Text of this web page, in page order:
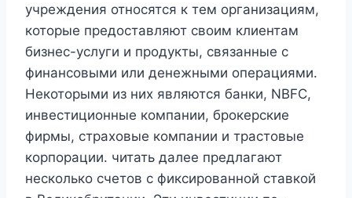
учреждения относятся к тем организациям,
которые предоставляют своим клиентам
бизнес-услуги и продукты, связанные с
финансовыми или денежными операциями.
Некоторыми из них являются банки, NBFC,
инвестиционные компании, брокерские
фирмы, страховые компании и трастовые
корпорации. читать далее предлагают
несколько счетов с фиксированной ставкой